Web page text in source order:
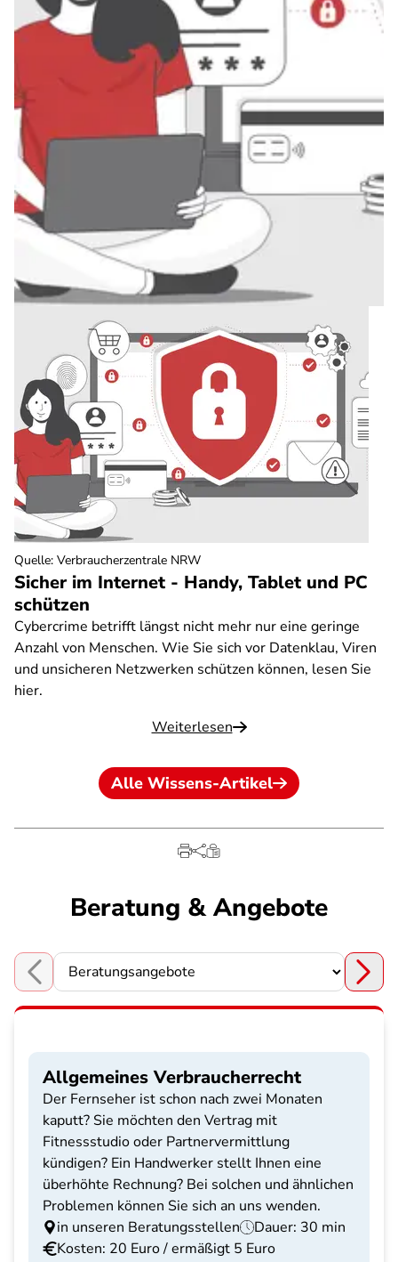
Sicher im Internet - Handy, Tablet und PC
schützen
Cybercrime betrifft längst nicht mehr nur eine geringe
Anzahl von Menschen. Wie Sie sich vor Datenklau, Viren
und unsicheren Netzwerken schützen können, lesen Sie
hier.
Weiterlesen
Quelle: Verbraucherzentrale NRW
Alle Wissens-Artikel
Beratung & Angebote
Choose a section
Allgemeines Verbraucherrecht
Der Fernseher ist schon nach zwei Monaten
kaputt? Sie möchten den Vertrag mit
Fitnessstudio oder Partnervermittlung
kündigen? Ein Handwerker stellt Ihnen eine
überhöhte Rechnung? Bei solchen und ähnlichen
Problemen können Sie sich an uns wenden.
in unseren Beratungsstellen
Dauer: 30 min
Kosten: 20 Euro / ermäßigt 5 Euro